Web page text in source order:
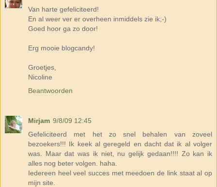
Van harte gefeliciteerd!
En al weer ver er overheen inmiddels zie ik;-)
Goed hoor ga zo door!
Erg mooie blogcandy!
Groetjes,
Nicoline
Beantwoorden
Mirjam 9/8/09 12:45
Gefeliciteerd met het zo snel behalen van zoveel
bezoekers!!! Ik keek al geregeld en dacht dat ik al volger
was. Maar dat was ik niet, nu gelijk gedaan!!!! Zo kan ik
alles nog beter volgen. haha.
Iedereen heel veel succes met meedoen de link staat al op
mijn site.